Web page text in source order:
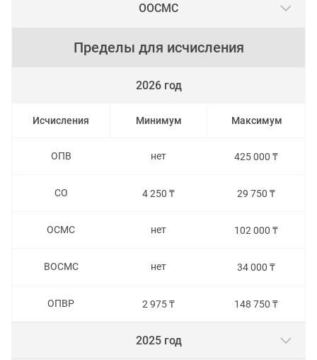
ООСМС
Пределы для исчисления
2026 год
Исчисления Минимум Максимум
ОПВ нет 425 000 ₸
СО 4 250 ₸ 29 750 ₸
ОСМС нет 102 000 ₸
ВОСМС нет 34 000 ₸
ОПВР 2 975 ₸ 148 750 ₸
2025 год